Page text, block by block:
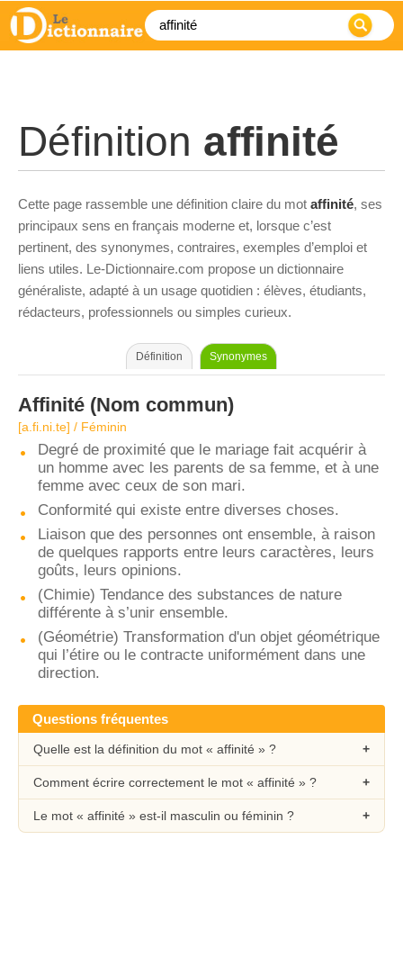
Définition affinité
Cette page rassemble une définition claire du mot affinité, ses
principaux sens en français moderne et, lorsque c’est
pertinent, des synonymes, contraires, exemples d’emploi et
liens utiles. Le-Dictionnaire.com propose un dictionnaire
généraliste, adapté à un usage quotidien : élèves, étudiants,
rédacteurs, professionnels ou simples curieux.
Définition Synonymes
Affinité (Nom commun)
[a.fi.ni.te] / Féminin
Degré de proximité que le mariage fait acquérir à
un homme avec les parents de sa femme, et à une
femme avec ceux de son mari.
Conformité qui existe entre diverses choses.
Liaison que des personnes ont ensemble, à raison
de quelques rapports entre leurs caractères, leurs
goûts, leurs opinions.
(Chimie) Tendance des substances de nature
différente à s’unir ensemble.
(Géométrie) Transformation d'un objet géométrique
qui l’étire ou le contracte uniformément dans une
direction.
Questions fréquentes
Quelle est la définition du mot « affinité » ?
Comment écrire correctement le mot « affinité » ?
Le mot « affinité » est-il masculin ou féminin ?